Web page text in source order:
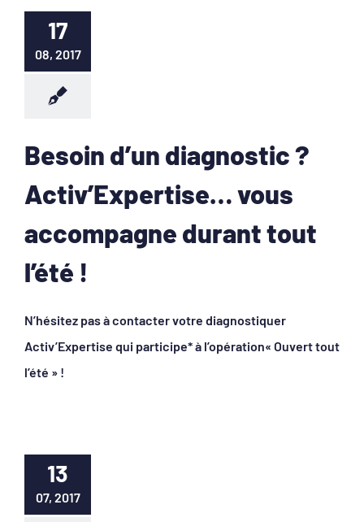
17
08, 2017
Besoin d’un diagnostic ?
Activ’Expertise… vous
accompagne durant tout
l’été !
N’hésitez pas à contacter votre diagnostiquer
Activ’Expertise qui participe* à l’opération« Ouvert tout
l’été » !
13
07, 2017